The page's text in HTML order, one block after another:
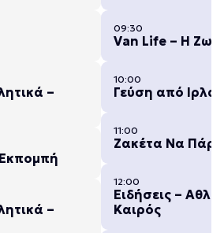
–
–
09:30
Van Life – Η
10:00
Γεύση από
11:00
Ζακέτα Να
12:00
Ειδήσεις –
Καιρός